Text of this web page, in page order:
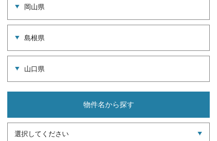
岡山県
島根県
山口県
物件名から探す
選択してください